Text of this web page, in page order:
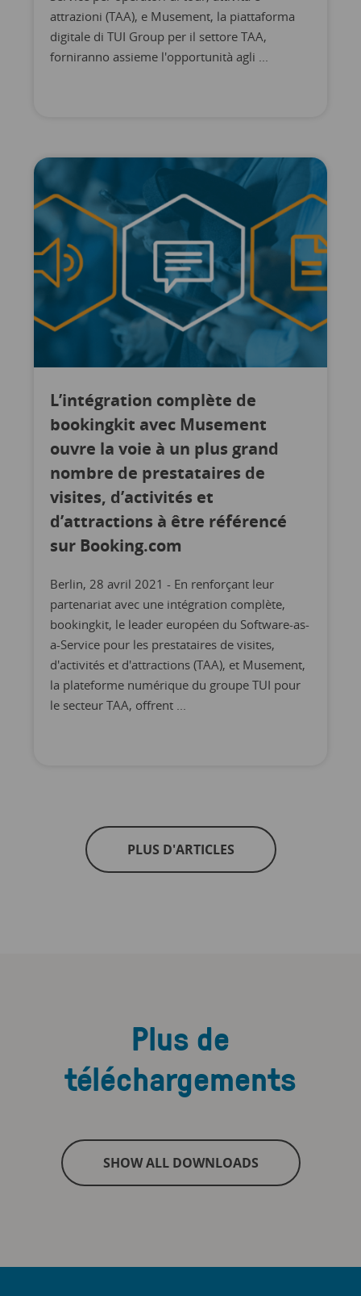
attrazioni (TAA), e Musement, la piattaforma
digitale di TUI Group per il settore TAA,
forniranno assieme l'opportunità agli ...
L’intégration complète de
bookingkit avec Musement
ouvre la voie à un plus grand
nombre de prestataires de
visites, d’activités et
d’attractions à être référencé
sur Booking.com
Berlin, 28 avril 2021 - En renforçant leur
partenariat avec une intégration complète,
bookingkit, le leader européen du Software-as-
a-Service pour les prestataires de visites,
d'activités et d'attractions (TAA), et Musement,
la plateforme numérique du groupe TUI pour
le secteur TAA, offrent ...
PLUS D'ARTICLES
Plus de
téléchargements
SHOW ALL DOWNLOADS